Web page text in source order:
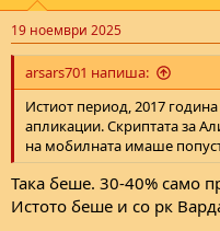
19 ноември 2025
arsars701 напиша:
Истиот период, 2017
апликации. Скриптата за
на мобилната имаше
Така беше. 30-40% само
Истото беше и со рк